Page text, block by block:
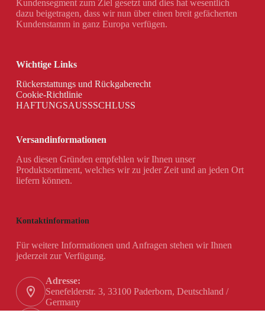
Kundensegment zum Ziel gesetzt und dies hat wesentlich
dazu beigetragen, dass wir nun über einen breit gefächerten
Kundenstamm in ganz Europa verfügen.
Wichtige Links
Rückerstattungs und Rückgaberecht
Cookie-Richtlinie
HAFTUNGSAUSSSCHLUSS
Versandinformationen
Aus diesen Gründen empfehlen wir Ihnen unser
Produktsortiment, welches wir zu jeder Zeit und an jeden Ort
liefern können.
Kontaktinformation
Für weitere Informationen und Anfragen stehen wir Ihnen
jederzeit zur Verfügung.
Adresse:
Senefelderstr. 3, 33100 Paderborn, Deutschland /
Germany